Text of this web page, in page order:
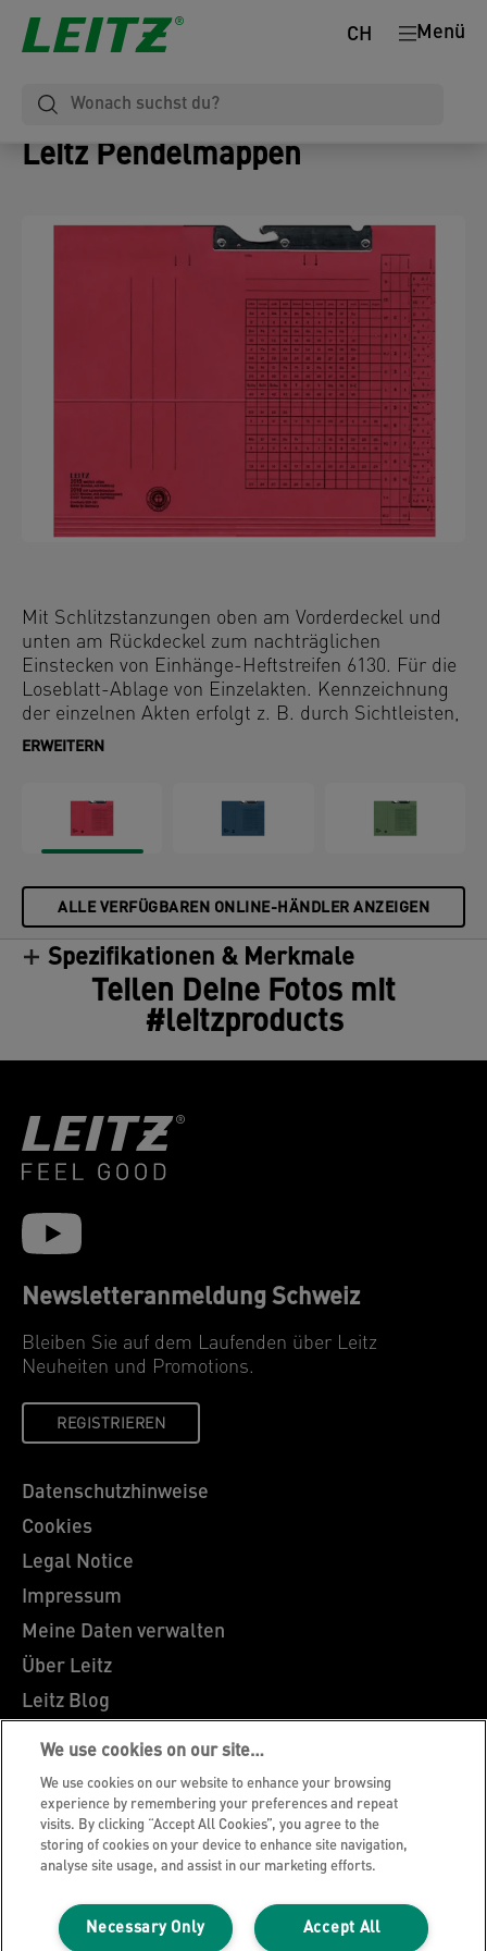
Menü
CH
Leitz Pendelmappen
Mit Schlitzstanzungen oben am Vorderdeckel und
unten am Rückdeckel zum nachträglichen
Einstecken von Einhänge-Heftstreifen 6130. Für die
Loseblatt-Ablage von Einzelakten. Kennzeichnung
der einzelnen Akten erfolgt z. B. durch Sichtleisten,
Reiter, Farb- und Stecksignale etc. Die
ERWEITERN
ALLE VERFÜGBAREN ONLINE-HÄNDLER ANZEIGEN
Spezifikationen & Merkmale
Teilen Deine Fotos mit
#leitzproducts
Newsletteranmeldung Schweiz
Bleiben Sie auf dem Laufenden über Leitz
Neuheiten und Promotions.
REGISTRIEREN
Datenschutzhinweise
Cookies
Legal Notice
Impressum
Meine Daten verwalten
Über Leitz
Leitz Blog
Karriere
Leitz EasyPrint
Kundenservice
Hinweise zum Verpackungsrecycling
Garantiebedingungen
Konformitätserklärungen
Sitemap
We use cookies on our site…
We use cookies on our website to enhance your browsing
experience by remembering your preferences and repeat
visits. By clicking “Accept All Cookies”, you agree to the
storing of cookies on your device to enhance site navigation,
analyse site usage, and assist in our marketing efforts.
Accept All
Necessary Only